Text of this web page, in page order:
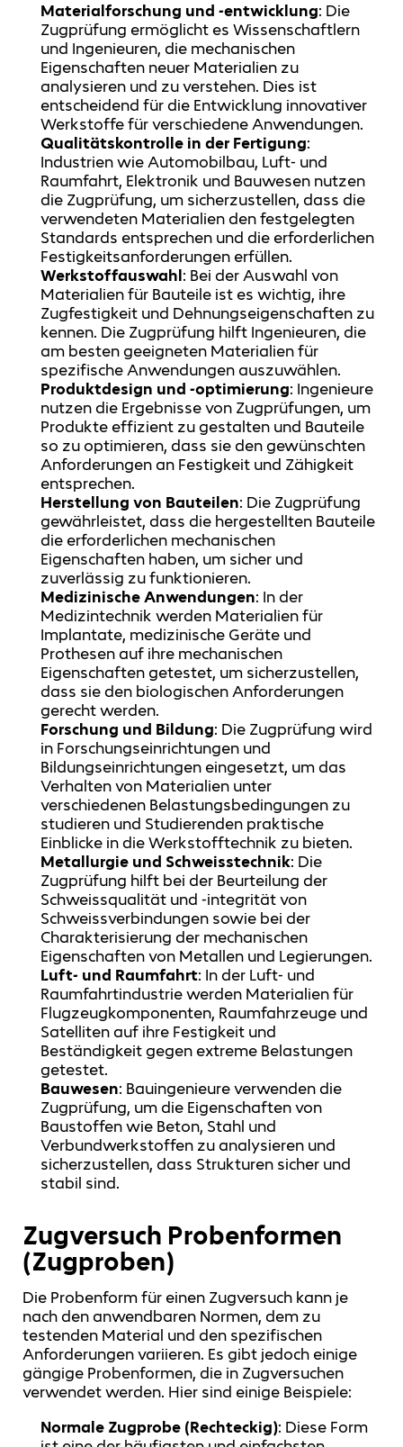
Materialforschung und -entwicklung: Die
Zugprüfung ermöglicht es Wissenschaftlern
und Ingenieuren, die mechanischen
Eigenschaften neuer Materialien zu
analysieren und zu verstehen. Dies ist
entscheidend für die Entwicklung innovativer
Werkstoffe für verschiedene Anwendungen.
Qualitätskontrolle in der Fertigung:
Industrien wie Automobilbau, Luft- und
Raumfahrt, Elektronik und Bauwesen nutzen
die Zugprüfung, um sicherzustellen, dass die
verwendeten Materialien den festgelegten
Standards entsprechen und die erforderlichen
Festigkeitsanforderungen erfüllen.
Werkstoffauswahl: Bei der Auswahl von
Materialien für Bauteile ist es wichtig, ihre
Zugfestigkeit und Dehnungseigenschaften zu
kennen. Die Zugprüfung hilft Ingenieuren, die
am besten geeigneten Materialien für
spezifische Anwendungen auszuwählen.
Produktdesign und -optimierung: Ingenieure
nutzen die Ergebnisse von Zugprüfungen, um
Produkte effizient zu gestalten und Bauteile
so zu optimieren, dass sie den gewünschten
Anforderungen an Festigkeit und Zähigkeit
entsprechen.
Herstellung von Bauteilen: Die Zugprüfung
gewährleistet, dass die hergestellten Bauteile
die erforderlichen mechanischen
Eigenschaften haben, um sicher und
zuverlässig zu funktionieren.
Medizinische Anwendungen: In der
Medizintechnik werden Materialien für
Implantate, medizinische Geräte und
Prothesen auf ihre mechanischen
Eigenschaften getestet, um sicherzustellen,
dass sie den biologischen Anforderungen
gerecht werden.
Forschung und Bildung: Die Zugprüfung wird
in Forschungseinrichtungen und
Bildungseinrichtungen eingesetzt, um das
Verhalten von Materialien unter
verschiedenen Belastungsbedingungen zu
studieren und Studierenden praktische
Einblicke in die Werkstofftechnik zu bieten.
Metallurgie und Schweisstechnik: Die
Zugprüfung hilft bei der Beurteilung der
Schweissqualität und -integrität von
Schweissverbindungen sowie bei der
Charakterisierung der mechanischen
Eigenschaften von Metallen und Legierungen.
Luft- und Raumfahrt: In der Luft- und
Raumfahrtindustrie werden Materialien für
Flugzeugkomponenten, Raumfahrzeuge und
Satelliten auf ihre Festigkeit und
Beständigkeit gegen extreme Belastungen
getestet.
Bauwesen: Bauingenieure verwenden die
Zugprüfung, um die Eigenschaften von
Baustoffen wie Beton, Stahl und
Verbundwerkstoffen zu analysieren und
sicherzustellen, dass Strukturen sicher und
stabil sind.
Zugversuch Probenformen
(Zugproben)
Die Probenform für einen Zugversuch kann je
nach den anwendbaren Normen, dem zu
testenden Material und den spezifischen
Anforderungen variieren. Es gibt jedoch einige
gängige Probenformen, die in Zugversuchen
verwendet werden. Hier sind einige Beispiele:
Normale Zugprobe (Rechteckig): Diese Form